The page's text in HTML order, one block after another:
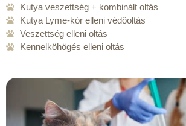
Kutya veszettség + kombinált oltás
Kutya Lyme-kór elleni védőoltás
Veszettség elleni oltás
Kennelköhögés elleni oltás